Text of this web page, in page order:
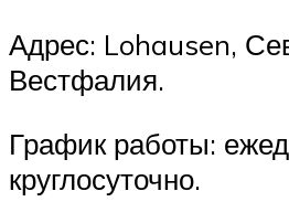
Адрес: Lohausen,
Вестфалия.
График работы:
круглосуточно.